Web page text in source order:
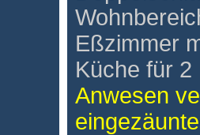
Eßzimmer
Küche für
Anwesen